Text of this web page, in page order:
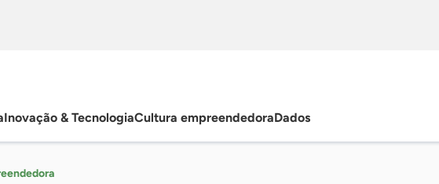
Inovação & TecnologiaCultura empreendedoraDados